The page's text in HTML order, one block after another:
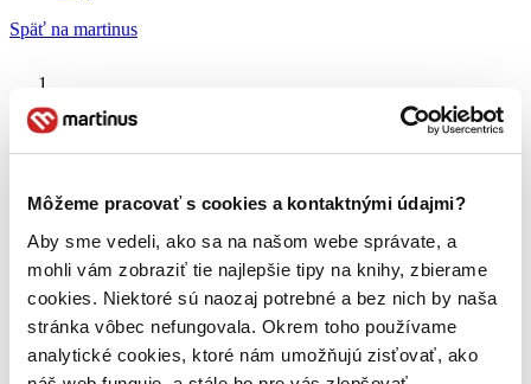
Môžeme pracovať s cookies a kontaktnými údajmi?
Aby sme vedeli, ako sa na našom webe správate, a
mohli vám zobraziť tie najlepšie tipy na knihy, zbierame
cookies. Niektoré sú naozaj potrebné a bez nich by naša
stránka vôbec nefungovala. Okrem toho používame
analytické cookies, ktoré nám umožňujú zisťovať, ako
Späť na martinus
Moneyball
O nás
Náš príbeh
Galéria Martinusu
Zodpovednosť
Sme B Corp